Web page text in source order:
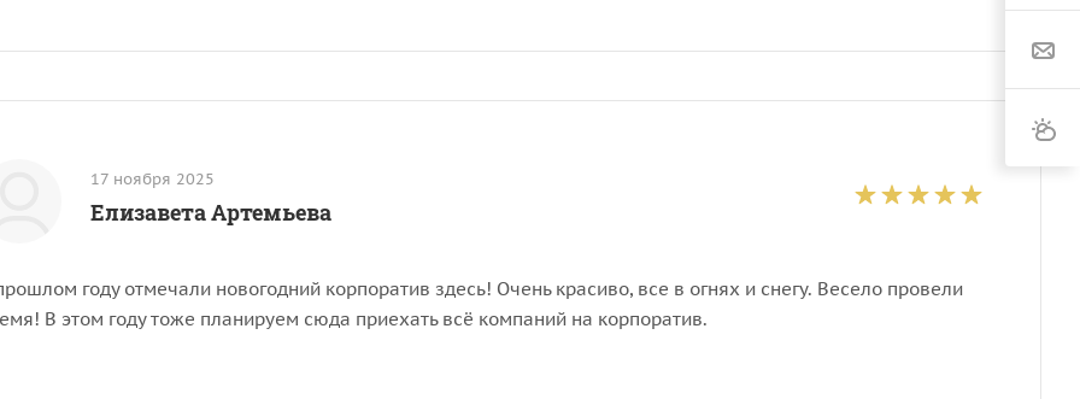
17 ноября 2025
Елизавета Артемьева
году отмечали новогодний корпоратив здесь! Очень красиво, все в огнях и снегу. Весело провели
В этом году тоже планируем сюда приехать всё компаний на корпоратив.